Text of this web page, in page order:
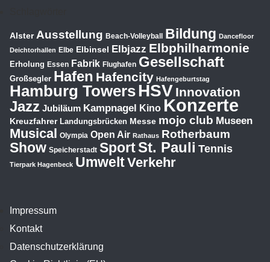
Impressum
Kontakt
Datenschutzerklärung
Alster Ausstellung Beach-Volleyball Bildung Dancefloor
Deichtorhallen Elbe Elbinsel Elbjazz Elbphilharmonie
Erholung Essen Fabrik Flughafen Gesellschaft
Großsegler Hafen Hafencity Hafengeburtstag
Hamburg TowersHSV Innovation
Jazz Jubiläum Kampnagel Kino Konzerte
Kreuzfahrer Landungsbrücken Messe mojo club Museen
Musical Olympia Open Air Rathaus Rotherbaum
Show Speicherstadt SportSt. Pauli Tennis
Tierpark Hagenbeck UmweltVerkehr